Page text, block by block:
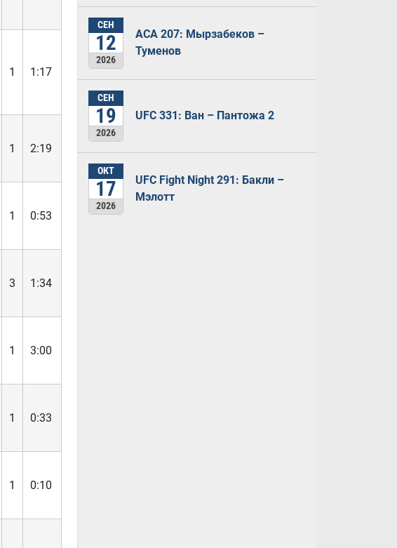
1
1:17
1 2:19
1
0:53
3
1:34
1 3:00
1
0:33
1
0:10
СЕН
12
2026
ACA 207: Мырзабеков –
Туменов
СЕН
19
2026
UFC 331: Ван – Пантожа 2
ОКТ
17
2026
UFC Fight Night 291: Бакли –
Мэлотт